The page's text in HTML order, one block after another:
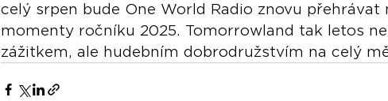
celý srpen bude One World Radio znovu přehrávat
momenty ročníku 2025. Tomorrowland tak letos
zážitkem, ale hudebním dobrodružstvím na celý